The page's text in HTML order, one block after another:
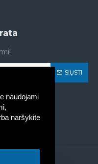
naudojami
naršykite
SIŲSTI